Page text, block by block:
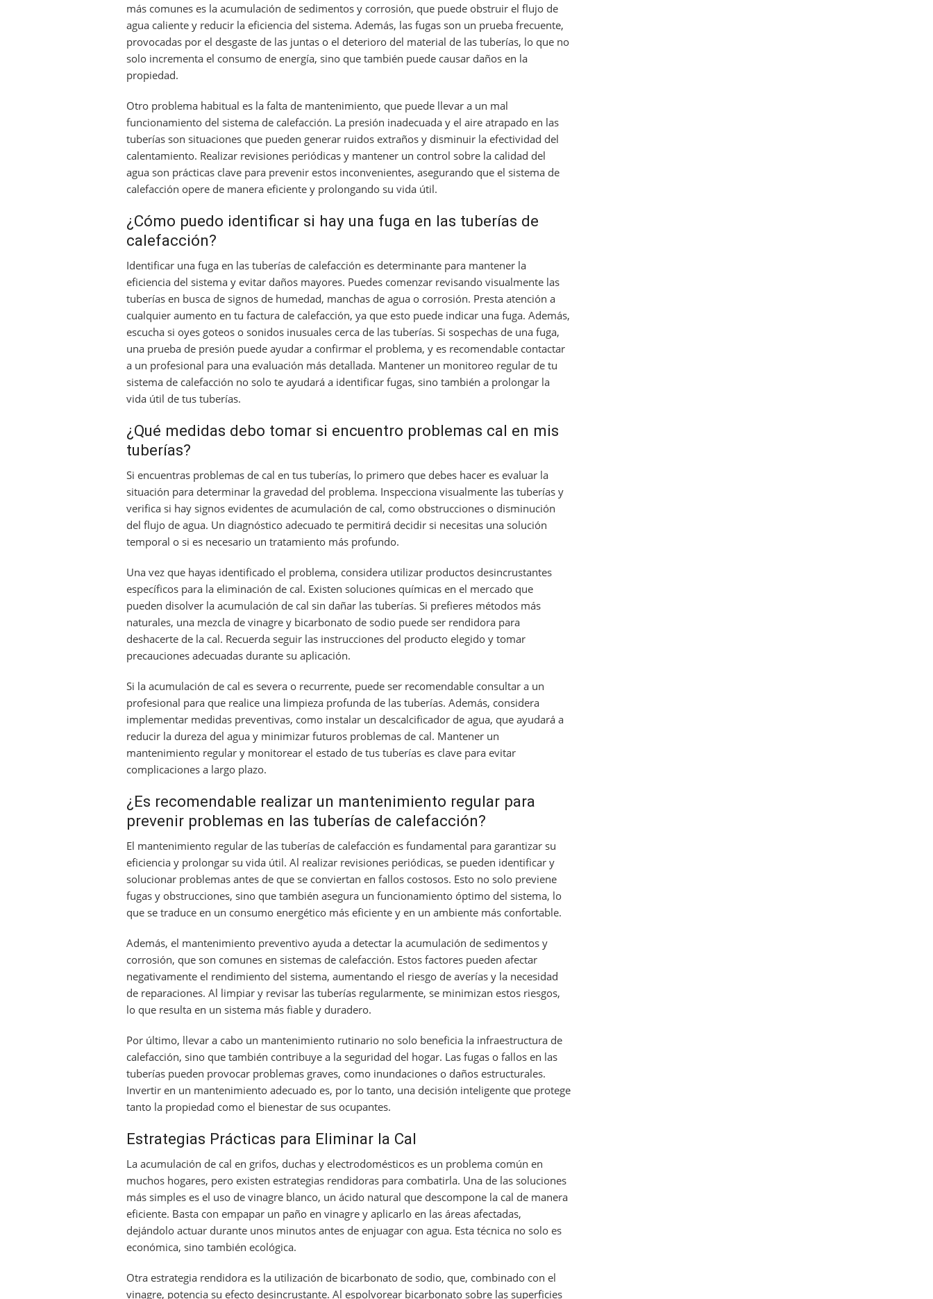
más comunes es la acumulación de sedimentos y corrosión, que puede obstruir el flujo de
agua caliente y reducir la eficiencia del sistema. Además, las fugas son un prueba frecuente,
provocadas por el desgaste de las juntas o el deterioro del material de las tuberías, lo que no
solo incrementa el consumo de energía, sino que también puede causar daños en la
propiedad.
Otro problema habitual es la falta de mantenimiento, que puede llevar a un mal
funcionamiento del sistema de calefacción. La presión inadecuada y el aire atrapado en las
tuberías son situaciones que pueden generar ruidos extraños y disminuir la efectividad del
calentamiento. Realizar revisiones periódicas y mantener un control sobre la calidad del
agua son prácticas clave para prevenir estos inconvenientes, asegurando que el sistema de
calefacción opere de manera eficiente y prolongando su vida útil.
¿Cómo puedo identificar si hay una fuga en las tuberías de
calefacción?
Identificar una fuga en las tuberías de calefacción es determinante para mantener la
eficiencia del sistema y evitar daños mayores. Puedes comenzar revisando visualmente las
tuberías en busca de signos de humedad, manchas de agua o corrosión. Presta atención a
cualquier aumento en tu factura de calefacción, ya que esto puede indicar una fuga. Además,
escucha si oyes goteos o sonidos inusuales cerca de las tuberías. Si sospechas de una fuga,
una prueba de presión puede ayudar a confirmar el problema, y es recomendable contactar
a un profesional para una evaluación más detallada. Mantener un monitoreo regular de tu
sistema de calefacción no solo te ayudará a identificar fugas, sino también a prolongar la
vida útil de tus tuberías.
¿Qué medidas debo tomar si encuentro problemas cal en mis
tuberías?
Si encuentras problemas de cal en tus tuberías, lo primero que debes hacer es evaluar la
situación para determinar la gravedad del problema. Inspecciona visualmente las tuberías y
verifica si hay signos evidentes de acumulación de cal, como obstrucciones o disminución
del flujo de agua. Un diagnóstico adecuado te permitirá decidir si necesitas una solución
temporal o si es necesario un tratamiento más profundo.
Una vez que hayas identificado el problema, considera utilizar productos desincrustantes
específicos para la eliminación de cal. Existen soluciones químicas en el mercado que
pueden disolver la acumulación de cal sin dañar las tuberías. Si prefieres métodos más
naturales, una mezcla de vinagre y bicarbonato de sodio puede ser rendidora para
deshacerte de la cal. Recuerda seguir las instrucciones del producto elegido y tomar
precauciones adecuadas durante su aplicación.
Si la acumulación de cal es severa o recurrente, puede ser recomendable consultar a un
profesional para que realice una limpieza profunda de las tuberías. Además, considera
implementar medidas preventivas, como instalar un descalcificador de agua, que ayudará a
reducir la dureza del agua y minimizar futuros problemas de cal. Mantener un
mantenimiento regular y monitorear el estado de tus tuberías es clave para evitar
complicaciones a largo plazo.
¿Es recomendable realizar un mantenimiento regular para
prevenir problemas en las tuberías de calefacción?
El mantenimiento regular de las tuberías de calefacción es fundamental para garantizar su
eficiencia y prolongar su vida útil. Al realizar revisiones periódicas, se pueden identificar y
solucionar problemas antes de que se conviertan en fallos costosos. Esto no solo previene
fugas y obstrucciones, sino que también asegura un funcionamiento óptimo del sistema, lo
que se traduce en un consumo energético más eficiente y en un ambiente más confortable.
Además, el mantenimiento preventivo ayuda a detectar la acumulación de sedimentos y
corrosión, que son comunes en sistemas de calefacción. Estos factores pueden afectar
negativamente el rendimiento del sistema, aumentando el riesgo de averías y la necesidad
de reparaciones. Al limpiar y revisar las tuberías regularmente, se minimizan estos riesgos,
lo que resulta en un sistema más fiable y duradero.
Por último, llevar a cabo un mantenimiento rutinario no solo beneficia la infraestructura de
calefacción, sino que también contribuye a la seguridad del hogar. Las fugas o fallos en las
tuberías pueden provocar problemas graves, como inundaciones o daños estructurales.
Invertir en un mantenimiento adecuado es, por lo tanto, una decisión inteligente que protege
tanto la propiedad como el bienestar de sus ocupantes.
Estrategias Prácticas para Eliminar la Cal
La acumulación de cal en grifos, duchas y electrodomésticos es un problema común en
muchos hogares, pero existen estrategias rendidoras para combatirla. Una de las soluciones
más simples es el uso de vinagre blanco, un ácido natural que descompone la cal de manera
eficiente. Basta con empapar un paño en vinagre y aplicarlo en las áreas afectadas,
dejándolo actuar durante unos minutos antes de enjuagar con agua. Esta técnica no solo es
económica, sino también ecológica.
Otra estrategia rendidora es la utilización de bicarbonato de sodio, que, combinado con el
vinagre, potencia su efecto desincrustante. Al espolvorear bicarbonato sobre las superficies